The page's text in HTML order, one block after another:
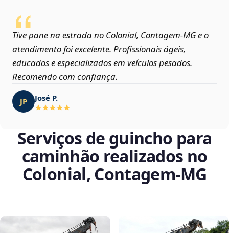
Tive pane na estrada no Colonial, Contagem‑MG e o
atendimento foi excelente. Profissionais ágeis,
educados e especializados em veículos pesados.
Recomendo com confiança.
JP José P.
Serviços de guincho para
caminhão realizados no
Colonial, Contagem‑MG